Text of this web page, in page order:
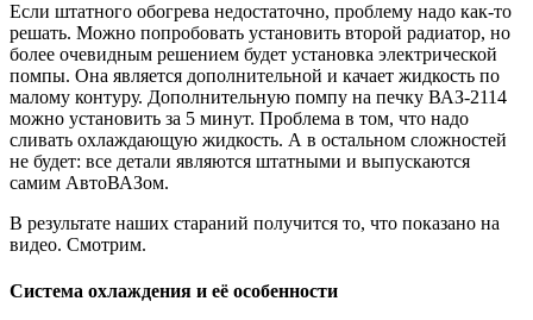
Если штатного обогрева недостаточно, проблему надо как-то
решать. Можно попробовать установить второй радиатор, но
более очевидным решением будет установка электрической
помпы. Она является дополнительной и качает жидкость по
малому контуру. Дополнительную помпу на печку ВАЗ-2114
можно установить за 5 минут. Проблема в том, что надо
сливать охлаждающую жидкость. А в остальном сложностей
не будет: все детали являются штатными и выпускаются
самим АвтоВАЗом.
В результате наших стараний получится то, что показано на
видео. Смотрим.
Система охлаждения и её особенности